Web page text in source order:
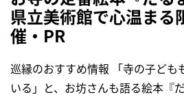
県立美術館で心温まる
催・PR
巡縁のおすすめ情報 「寺の子ども
いる」と、お坊さんも語る絵本『